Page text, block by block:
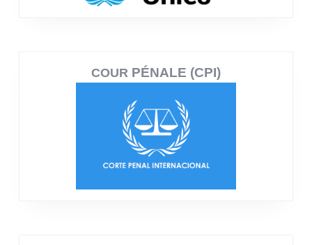
COUR PÉNALE (CPI)